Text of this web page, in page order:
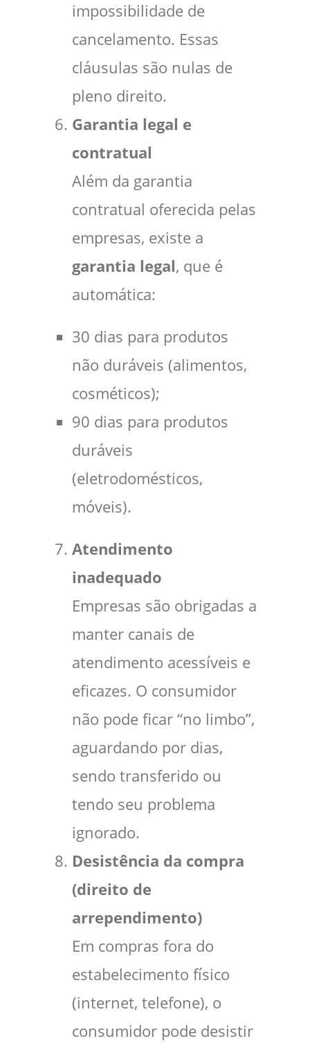
impossibilidade de
cancelamento. Essas
cláusulas são nulas de
pleno direito.
Garantia legal e
contratual
Além da garantia
contratual oferecida pelas
empresas, existe a
garantia legal, que é
automática:
30 dias para produtos
não duráveis (alimentos,
cosméticos);
90 dias para produtos
duráveis
(eletrodomésticos,
móveis).
Atendimento
inadequado
Empresas são obrigadas a
manter canais de
atendimento acessíveis e
eficazes. O consumidor
não pode ficar “no limbo”,
aguardando por dias,
sendo transferido ou
tendo seu problema
ignorado.
Desistência da compra
(direito de
arrependimento)
Em compras fora do
estabelecimento físico
(internet, telefone), o
consumidor pode desistir